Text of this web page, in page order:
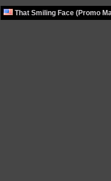
That Smiling Face (Promo